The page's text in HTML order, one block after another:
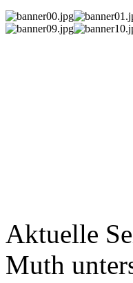
Aktuelle
Muth